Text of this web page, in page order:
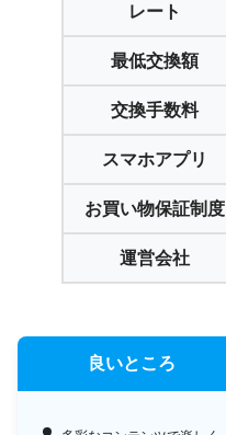
レート
最低交換額
交換手数料
スマホアプリ
お買い物保証制度
運営会社
良いところ